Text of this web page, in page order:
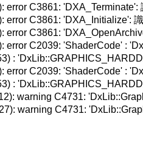
error C3861: 'DXA_Terminate':
error C3861: 'DXA_Initialize':
error C3861:
error C2039: 'ShaderCode' :
:
error C2039: 'ShaderCode' :
:
warning C4731:
warning C4731: